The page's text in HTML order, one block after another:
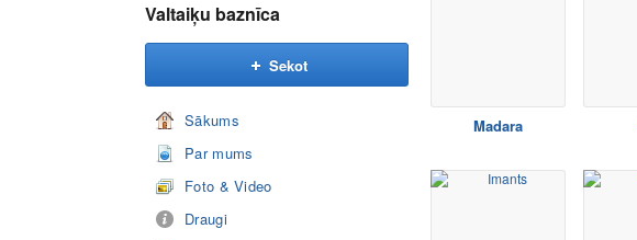
Valtaiķu baznīca
Sekot
Sākums
Par mums
Foto & Video
Draugi
Madara